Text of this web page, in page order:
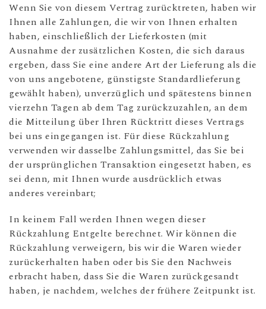
Wenn Sie von diesem Vertrag zurücktreten, haben wir
Ihnen alle Zahlungen, die wir von Ihnen erhalten
haben, einschließlich der Lieferkosten (mit
Ausnahme der zusätzlichen Kosten, die sich daraus
ergeben, dass Sie eine andere Art der Lieferung als die
von uns angebotene, günstigste Standardlieferung
gewählt haben), unverzüglich und spätestens binnen
vierzehn Tagen ab dem Tag zurückzuzahlen, an dem
die Mitteilung über Ihren Rücktritt dieses Vertrags
bei uns eingegangen ist. Für diese Rückzahlung
verwenden wir dasselbe Zahlungsmittel, das Sie bei
der ursprünglichen Transaktion eingesetzt haben, es
sei denn, mit Ihnen wurde ausdrücklich etwas
anderes vereinbart;
In keinem Fall werden Ihnen wegen dieser
Rückzahlung Entgelte berechnet. Wir können die
Rückzahlung verweigern, bis wir die Waren wieder
zurückerhalten haben oder bis Sie den Nachweis
erbracht haben, dass Sie die Waren zurückgesandt
haben, je nachdem, welches der frühere Zeitpunkt ist.